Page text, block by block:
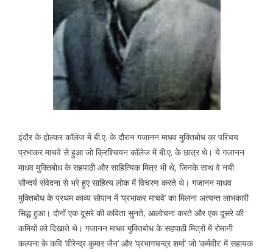
इंदौर के होल्कर कॉलेज में बी.ए. के दौरान गजानन माधव मुक्तिबोध का परिचय
प्रभाकर माचवे से हुआ जो क्रिश्चियन कॉलेज में बी.ए. के छात्र थे। ये गजानन
माधव मुक्तिबोध के सहपाठी और साहित्यिक मित्र भी थे, जिनके साथ वे नयी
सौन्दर्य संवेदना से भरे हुए साहित्य लोक में विचरण करते थे। गजानन माधव
मुक्तिबोध के प्रथम काव्य सोपान में ‘प्रभाकर माचवे’ का मिलना अत्यन्त लाभकारी
सिद्ध हुआ। दोनों एक दूसरे की कविता सुनते, आलोचना करते और एक दूसरे की
कमियों को दिखाते थे। गजानन माधव मुक्तिबोध के सहपाठी मित्रों में रोमानी
कल्पना के कवि ‘वीरेन्द्र कुमार जैन’ और ‘प्रभागचन्द्र शर्मा’ जो ‘कर्मवीर’ में सहायक